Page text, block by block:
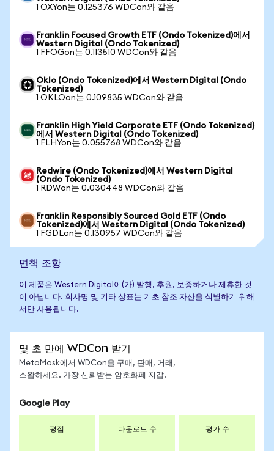
1 OXYon는 0.125376 WDCon와 같음
Franklin Focused Growth ETF (Ondo Tokenized)에서
Western Digital (Ondo Tokenized)
1 FFOGon는 0.113510 WDCon와 같음
Oklo (Ondo Tokenized)에서 Western Digital (Ondo
Tokenized)
1 OKLOon는 0.109835 WDCon와 같음
Franklin High Yield Corporate ETF (Ondo Tokenized)
에서 Western Digital (Ondo Tokenized)
1 FLHYon는 0.055768 WDCon와 같음
Redwire (Ondo Tokenized)에서 Western Digital
(Ondo Tokenized)
1 RDWon는 0.030448 WDCon와 같음
Franklin Responsibly Sourced Gold ETF (Ondo
Tokenized)에서 Western Digital (Ondo Tokenized)
1 FGDLon는 0.130957 WDCon와 같음
면책 조항
이 제품은 Western Digital이(가) 발행, 후원, 보증하거나 제휴한 것
이 아닙니다. 회사명 및 기타 상표는 기초 참조 자산을 식별하기 위해
서만 사용됩니다.
몇 초 만에 WDCon 받기
MetaMask에서 WDCon을 구매, 판매, 거래,
스왑하세요. 가장 신뢰받는 암호화폐 지갑.
Google Play
평점 다운로드 수 평가 수